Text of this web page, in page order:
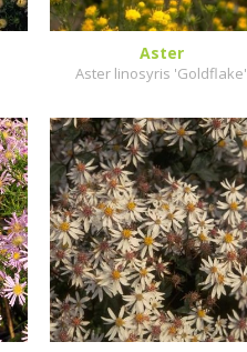
Aster
Aster linosyris 'Goldflake'